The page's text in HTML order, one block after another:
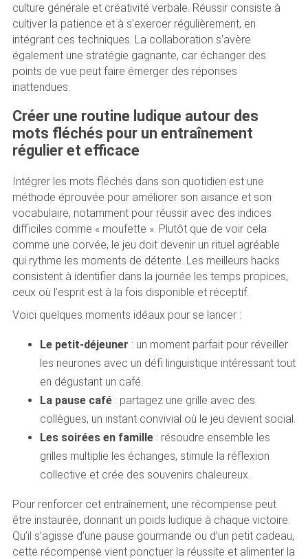
culture générale et créativité verbale. Réussir consiste à
cultiver la patience et à s’exercer régulièrement, en
intégrant ces techniques. La collaboration s’avère
également une stratégie gagnante, car échanger des
points de vue peut faire émerger des réponses
inattendues.
Créer une routine ludique autour des
mots fléchés pour un entraînement
régulier et efficace
Intégrer les mots fléchés dans son quotidien est une
méthode éprouvée pour améliorer son aisance et son
vocabulaire, notamment pour réussir avec des indices
difficiles comme « moufette ». Plutôt que de voir cela
comme une corvée, le jeu doit devenir un rituel agréable
qui rythme les moments de détente. Les meilleurs hacks
consistent à identifier dans la journée les temps propices,
ceux où l’esprit est à la fois disponible et réceptif.
Voici quelques moments idéaux pour se lancer :
Le petit-déjeuner : un moment parfait pour réveiller
les neurones avec un défi linguistique intéressant tout
en dégustant un café.
La pause café: partagez une grille avec des
collègues, un instant convivial où le jeu devient social.
Les soirées en famille: résoudre ensemble les
grilles multiplie les échanges, stimule la réflexion
collective et crée des souvenirs chaleureux.
Pour renforcer cet entraînement, une récompense peut
être instaurée, donnant un poids ludique à chaque victoire.
Qu’il s’agisse d’une pause gourmande ou d’un petit cadeau,
cette récompense vient ponctuer la réussite et alimenter la